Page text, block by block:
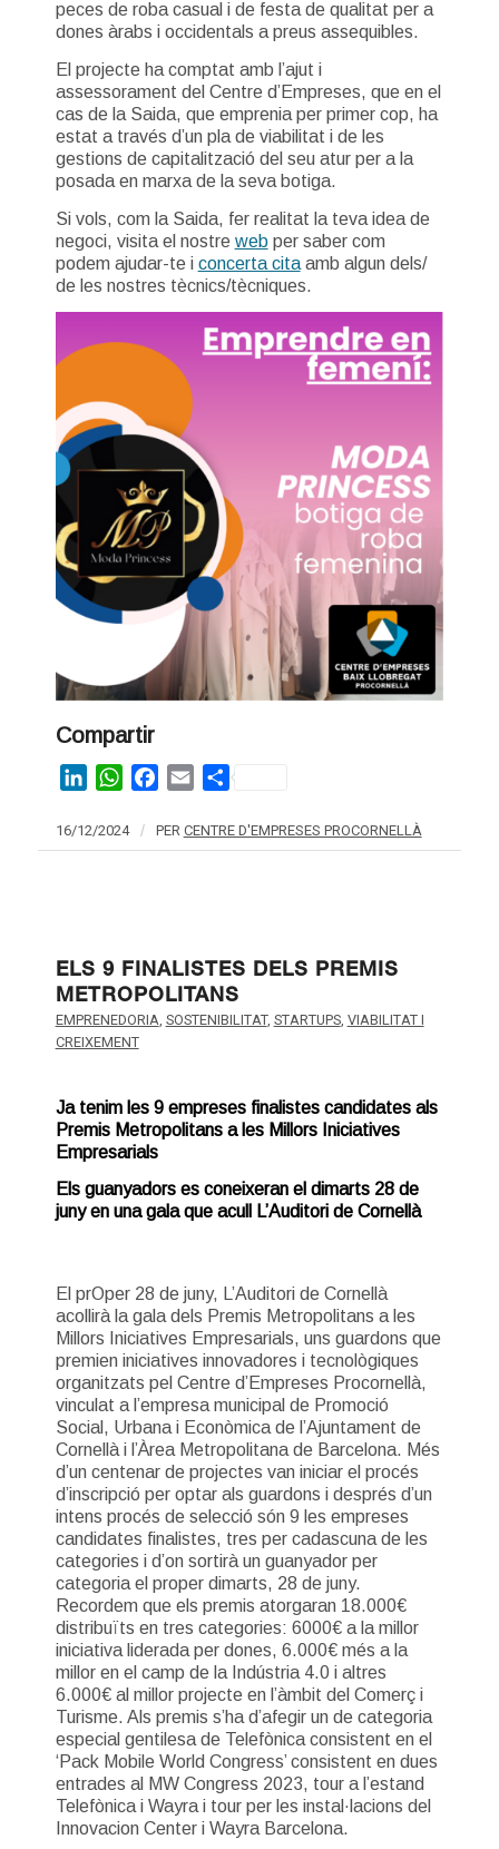
peces de roba casual i de festa de qualitat per a
dones àrabs i occidentals a preus assequibles.
El projecte ha comptat amb l’ajut i
assessorament del Centre d’Empreses, que en el
cas de la Saida, que emprenia per primer cop, ha
estat a través d’un pla de viabilitat i de les
gestions de capitalització del seu atur per a la
posada en marxa de la seva botiga.
Si vols, com la Saida, fer realitat la teva idea de
negoci, visita el nostre webper saber com
podem ajudar-te i concerta citaamb algun dels/
de les nostres tècnics/tècniques.
Compartir
LinkedInWhatsAppFacebook
EmailShare
16/12/2024 / PER CENTRE D'EMPRESES PROCORNELLÀ
ELS 9 FINALISTES DELS PREMIS
METROPOLITANS
EMPRENEDORIA, SOSTENIBILITAT, STARTUPS, VIABILITAT I
CREIXEMENT
Ja tenim les 9 empreses finalistes candidates als
Premis Metropolitans a les Millors Iniciatives
Empresarials
Els guanyadors es coneixeran el dimarts 28 de
juny en una gala que acull L’Auditori de Cornellà
El prOper 28 de juny, L’Auditori de Cornellà
acollirà la gala dels Premis Metropolitans a les
Millors Iniciatives Empresarials, uns guardons que
premien iniciatives innovadores i tecnològiques
organitzats pel Centre d’Empreses Procornellà,
vinculat a l’empresa municipal de Promoció
Social, Urbana i Econòmica de l’Ajuntament de
Cornellà i l’Àrea Metropolitana de Barcelona. Més
d’un centenar de projectes van iniciar el procés
d’inscripció per optar als guardons i després d’un
intens procés de selecció són 9 les empreses
candidates finalistes, tres per cadascuna de les
categories i d’on sortirà un guanyador per
categoria el proper dimarts, 28 de juny.
Recordem que els premis atorgaran 18.000€
distribuïts en tres categories: 6000€ a la millor
iniciativa liderada per dones, 6.000€ més a la
millor en el camp de la Indústria 4.0 i altres
6.000€ al millor projecte en l’àmbit del Comerç i
Turisme. Als premis s’ha d’afegir un de categoria
especial gentilesa de Telefònica consistent en el
‘Pack Mobile World Congress’ consistent en dues
entrades al MW Congress 2023, tour a l’estand
Telefònica i Wayra i tour per les instal·lacions del
Innovacion Center i Wayra Barcelona.